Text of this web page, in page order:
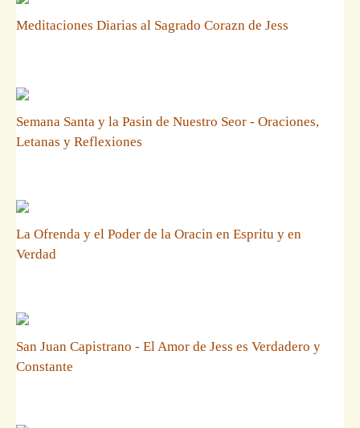
Meditaciones Diarias al Sagrado Corazn de Jess
Semana Santa y la Pasin de Nuestro Seor - Oraciones,
Letanas y Reflexiones
La Ofrenda y el Poder de la Oracin en Espritu y en
Verdad
San Juan Capistrano - El Amor de Jess es Verdadero y
Constante